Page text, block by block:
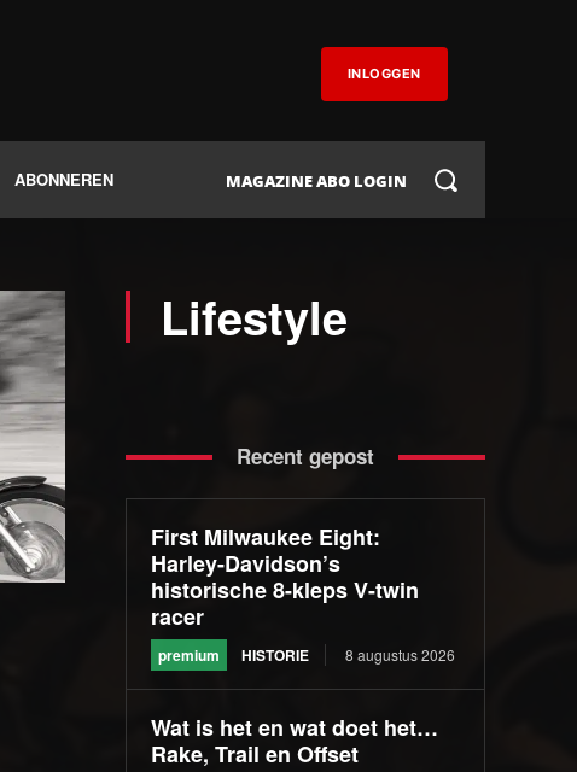
INLOGGEN
ABONNEREN MAGAZINE ABO LOGIN
Lifestyle
Recent gepost
First Milwaukee Eight:
Harley-Davidson’s
historische 8-kleps V-twin
racer
premium HISTORIE 8 augustus 2026
Wat is het en wat doet het…
Rake, Trail en Offset